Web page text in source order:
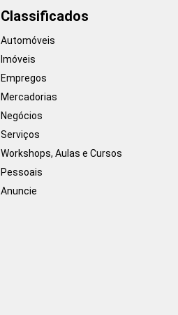
Classificados
Automóveis
Imóveis
Empregos
Mercadorias
Negócios
Serviços
Workshops, Aulas e Cursos
Pessoais
Anuncie